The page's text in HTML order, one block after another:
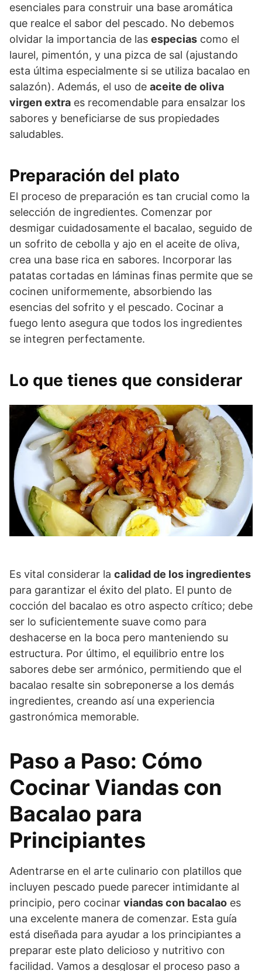
esenciales para construir una base aromática
que realce el sabor del pescado. No debemos
olvidar la importancia de las especias como el
laurel, pimentón, y una pizca de sal (ajustando
esta última especialmente si se utiliza bacalao en
salazón). Además, el uso de aceite de oliva
virgen extra es recomendable para ensalzar los
sabores y beneficiarse de sus propiedades
saludables.
Preparación del plato
El proceso de preparación es tan crucial como la
selección de ingredientes. Comenzar por
desmigar cuidadosamente el bacalao, seguido de
un sofrito de cebolla y ajo en el aceite de oliva,
crea una base rica en sabores. Incorporar las
patatas cortadas en láminas finas permite que se
cocinen uniformemente, absorbiendo las
esencias del sofrito y el pescado. Cocinar a
fuego lento asegura que todos los ingredientes
se integren perfectamente.
Lo que tienes que considerar
Es vital considerar la calidad de los ingredientes
para garantizar el éxito del plato. El punto de
cocción del bacalao es otro aspecto crítico; debe
ser lo suficientemente suave como para
deshacerse en la boca pero manteniendo su
estructura. Por último, el equilibrio entre los
sabores debe ser armónico, permitiendo que el
bacalao resalte sin sobreponerse a los demás
ingredientes, creando así una experiencia
gastronómica memorable.
Paso a Paso: Cómo
Cocinar Viandas con
Bacalao para
Principiantes
Adentrarse en el arte culinario con platillos que
incluyen pescado puede parecer intimidante al
principio, pero cocinar viandas con bacalao es
una excelente manera de comenzar. Esta guía
está diseñada para ayudar a los principiantes a
preparar este plato delicioso y nutritivo con
facilidad. Vamos a desglosar el proceso paso a